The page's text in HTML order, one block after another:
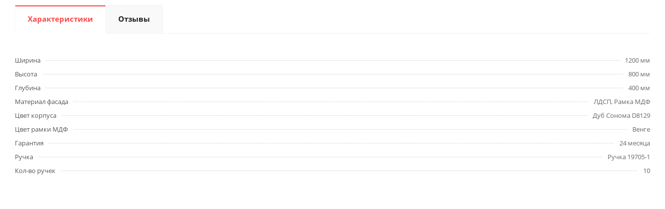
Характеристики Отзывы
Ширина
1200 мм
Высота
800 мм
Глубина
400 мм
Материал фасада
ЛДСП, Рамка МДФ
Цвет корпуса
Дуб Сонома D8129
Цвет рамки МДФ
Венге
Гарантия
24 месяца
Ручка
Ручка 19705-1
Кол-во ручек
10